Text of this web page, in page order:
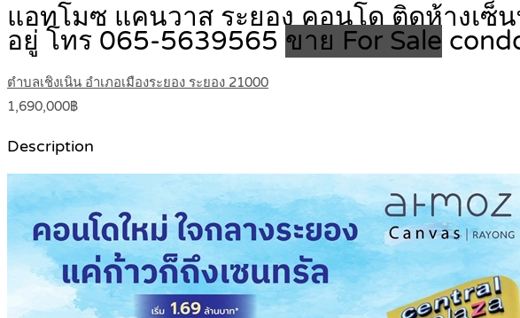
แอทโมซ แคนวาส ระยอง คอนโด ติดห้างเซ็
อยู่ โทร 065-5639565 ขาย For Sale
ตำบลเชิงเนิน อำเภอเมืองระยอง ระยอง 21000
1,690,000฿
Description